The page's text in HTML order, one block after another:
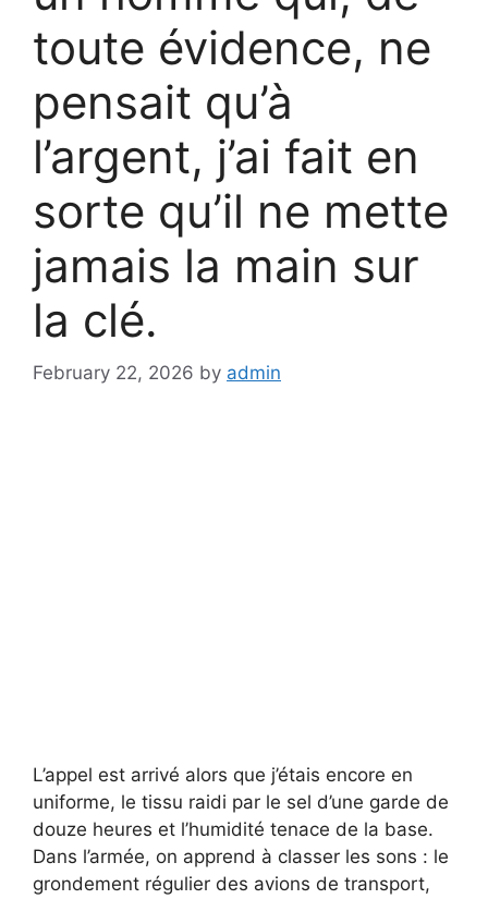
toute évidence, ne
pensait qu’à
l’argent, j’ai fait en
sorte qu’il ne mette
jamais la main sur
la clé.
February 22, 2026 by admin
L’appel est arrivé alors que j’étais encore en
uniforme, le tissu raidi par le sel d’une garde de
douze heures et l’humidité tenace de la base.
Dans l’armée, on apprend à classer les sons : le
grondement régulier des avions de transport,